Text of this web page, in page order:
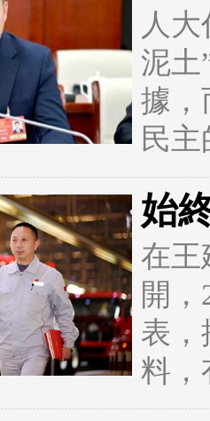
人
泥土
據，
民
始
在王
開
表，
料，